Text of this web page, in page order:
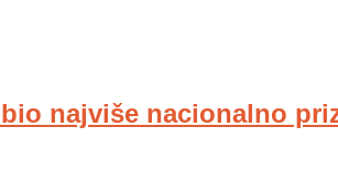
najviše nacionalno